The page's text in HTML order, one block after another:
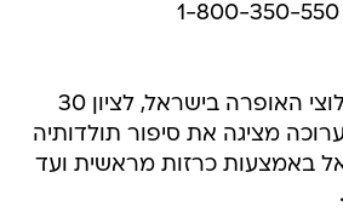
תערוכת מחווה לחלוצי האופרה בישראל, לציון 30
מציגה את סיפור תולדותיה
באמצעות כרזות מראשית ועד